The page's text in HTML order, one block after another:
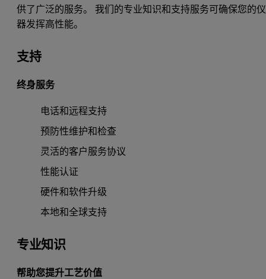
供了广泛的服务。 我们的专业知识和支持服务可确保您的仪
器发挥高性能。
支持
终身服务
电话和远程支持
预防性维护和检查
灵活的客户服务协议
性能认证
硬件和软件升级
本地和全球支持
专业知识
帮助您提升工艺价值